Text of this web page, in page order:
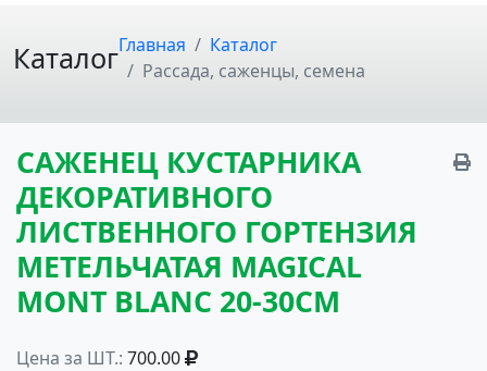
КаталогГлавная
Каталог
Рассада, саженцы, семена
САЖЕНЕЦ КУСТАРНИКА
ДЕКОРАТИВНОГО
ЛИСТВЕННОГО ГОРТЕНЗИЯ
МЕТЕЛЬЧАТАЯ MAGICAL
MONT BLANC 20-30СМ
Цена за ШТ.: 700.00